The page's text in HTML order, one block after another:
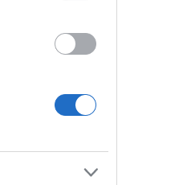
"Magyar
gyereket
férfi az
"Már csak
valami
csináljon